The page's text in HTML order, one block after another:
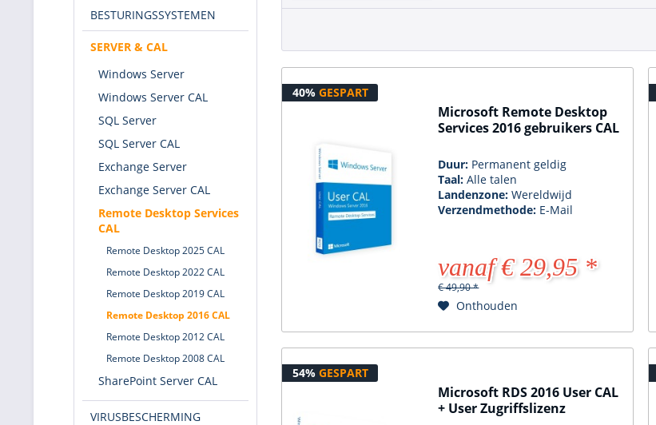
BESTURINGSSYSTEMEN
SERVER & CAL
Windows Server
Windows Server CAL
SQL Server
SQL Server CAL
Exchange Server
Exchange Server CAL
Remote Desktop Services
CAL
Remote Desktop 2025 CAL
Remote Desktop 2022 CAL
Remote Desktop 2019 CAL
Remote Desktop 2016 CAL
Remote Desktop 2012 CAL
Remote Desktop 2008 CAL
SharePoint Server CAL
VIRUSBESCHERMING
40% GESPART
Microsoft Remote Desktop
Services 2016 gebruikers CAL
Duur: Permanent geldig
Taal:Alle talen
Landenzone:Wereldwijd
Verzendmethode: E-Mail
vanaf € 29,95 *
€ 49,90 *
Onthouden
54% GESPART
Microsoft RDS 2016 User CAL
+ User Zugriffslizenz